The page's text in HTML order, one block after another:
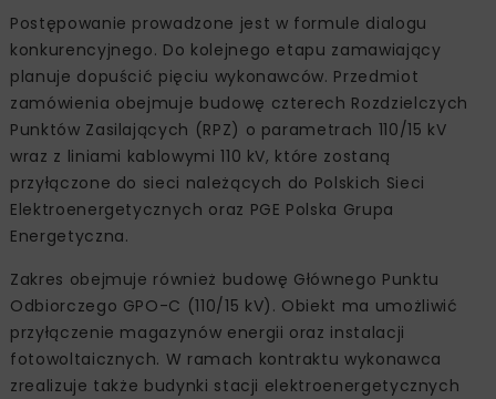
Postępowanie prowadzone jest w formule dialogu
konkurencyjnego. Do kolejnego etapu zamawiający
planuje dopuścić pięciu wykonawców. Przedmiot
zamówienia obejmuje budowę czterech Rozdzielczych
Punktów Zasilających (RPZ) o parametrach 110/15 kV
wraz z liniami kablowymi 110 kV, które zostaną
przyłączone do sieci należących do Polskich Sieci
Elektroenergetycznych oraz PGE Polska Grupa
Energetyczna.
Zakres obejmuje również budowę Głównego Punktu
Odbiorczego GPO-C (110/15 kV). Obiekt ma umożliwić
przyłączenie magazynów energii oraz instalacji
fotowoltaicznych. W ramach kontraktu wykonawca
zrealizuje także budynki stacji elektroenergetycznych